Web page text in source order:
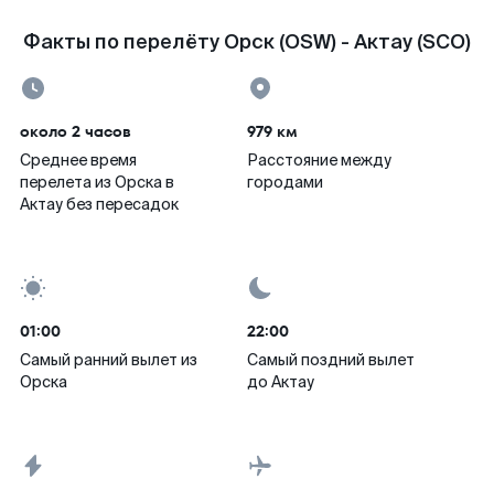
Факты по перелёту Орск (OSW) - Актау (SCO)
около 2 часов
Среднее время
перелета из Орска в
Актау без пересадок
979 км
Расстояние между
городами
01:00
Самый ранний вылет из
Орска
22:00
Самый поздний вылет
до Актау